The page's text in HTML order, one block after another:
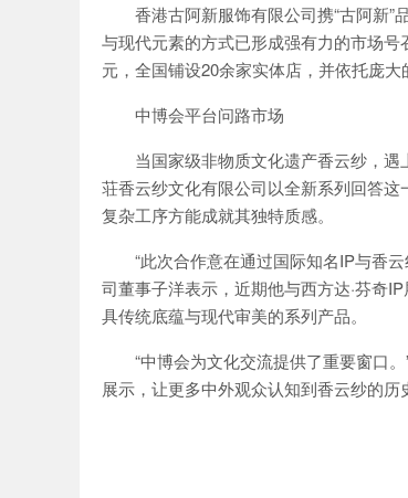
香港古阿新服饰有限公司携“古阿新”
与现代元素的方式已形成强有力的市场
元，全国铺设20余家实体店，并依托庞大
中博会平台问路市场
当国家级非物质文化遗产香云纱，
荘香云纱文化有限公司以全新系列回答这
复杂工序方能成就其独特质感。
“此次合作意在通过国际知名IP与香
司董事子洋表示，近期他与西方达·芬奇
具传统底蕴与现代审美的系列产品。
“中博会为文化交流提供了重要窗口
展示，让更多中外观众认知到香云纱的历